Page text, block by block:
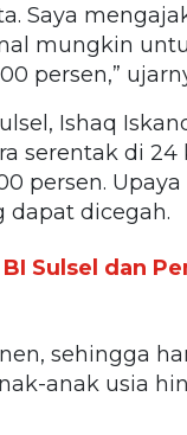
Saya
mungkin
persen,”
Ishaq
serentak di
persen.
dapat dicegah.
Sulsel dan
sehingga
anak usia